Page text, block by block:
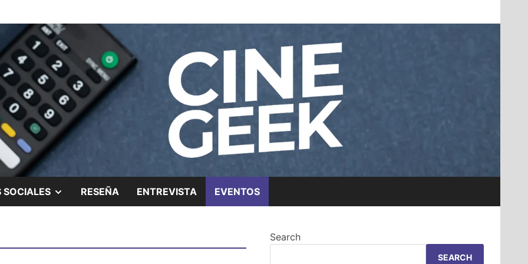
SOCIALES SHOW
MENU
RESEÑA ENTREVISTA EVENTOS
Search
SEARCH